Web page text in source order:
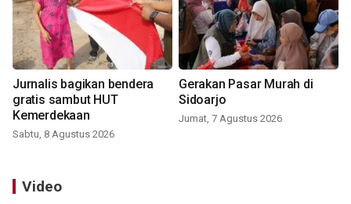
Jurnalis bagikan bendera
gratis sambut HUT
Kemerdekaan
Sabtu, 8 Agustus 2026
Gerakan Pasar Murah di
Sidoarjo
Jumat, 7 Agustus 2026
Video